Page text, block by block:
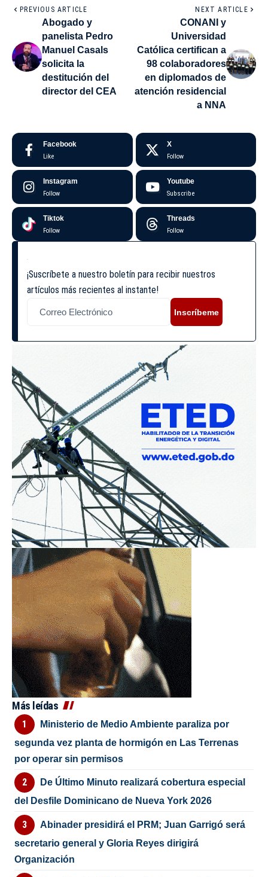
PREVIOUS ARTICLE
Abogado y
panelista Pedro
Manuel Casals
solicita la
destitución del
director del CEA
NEXT ARTICLE
CONANI y
Universidad
Católica certifican a
98 colaboradores
en diplomados de
atención residencial
a NNA
Facebook
Like
X
Follow
Instagram
Follow
Youtube
Subscribe
Tiktok
Follow
Threads
Follow
¡Suscríbete a nuestro boletín para recibir nuestros
artículos más recientes al instante!
Inscríbeme
Más leídas
Ministerio de Medio Ambiente paraliza por
segunda vez planta de hormigón en Las Terrenas
por operar sin permisos
De Último Minuto realizará cobertura especial
del Desfile Dominicano de Nueva York 2026
Abinader presidirá el PRM; Juan Garrigó será
secretario general y Gloria Reyes dirigirá
Organización